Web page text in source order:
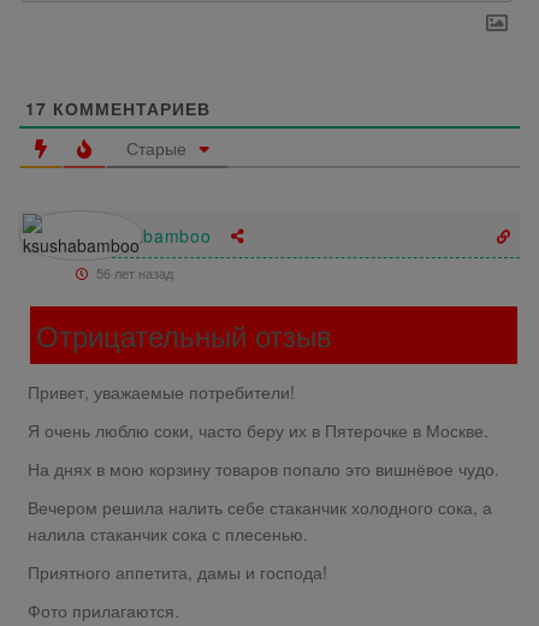
17 КОММЕНТАРИЕВ
Старые
ksushabamboo
56 лет назад
Отрицательный отзыв
Привет, уважаемые потребители!
Я очень люблю соки, часто беру их в Пятерочке в Москве.
На днях в мою корзину товаров попало это вишнёвое чудо.
Вечером решила налить себе стаканчик холодного сока, а
налила стаканчик сока с плесенью.
Приятного аппетита, дамы и господа!
Фото прилагаются.